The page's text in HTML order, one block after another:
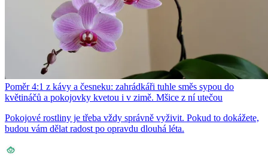
Poměr 4:1 z kávy a česneku: zahrádkáři tuhle směs sypou do
květináčů a pokojovky kvetou i v zimě. Mšice z ní utečou
Pokojové rostliny je třeba vždy správně vyživit. Pokud to dokážete,
budou vám dělat radost po opravdu dlouhá léta.